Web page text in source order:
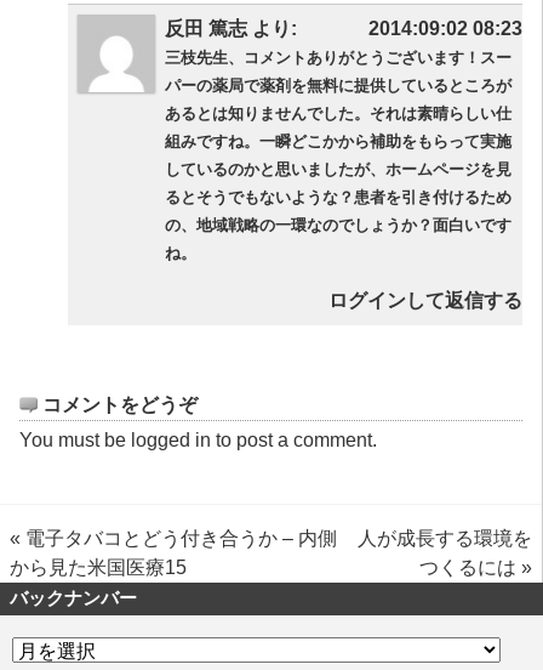
反田 篤志 より:
2014:09:02 08:23
三枝先生、コメントありがとうございます！スー
パーの薬局で薬剤を無料に提供しているところが
あるとは知りませんでした。それは素晴らしい仕
組みですね。一瞬どこかから補助をもらって実施
しているのかと思いましたが、ホームページを見
るとそうでもないような？患者を引き付けるため
の、地域戦略の一環なのでしょうか？面白いです
ね。
ログインして返信する
コメントをどうぞ
You must be logged in to post a comment.
« 電子タバコとどう付き合うか – 内側
から見た米国医療15
人が成長する環境を
つくるには »
バックナンバー